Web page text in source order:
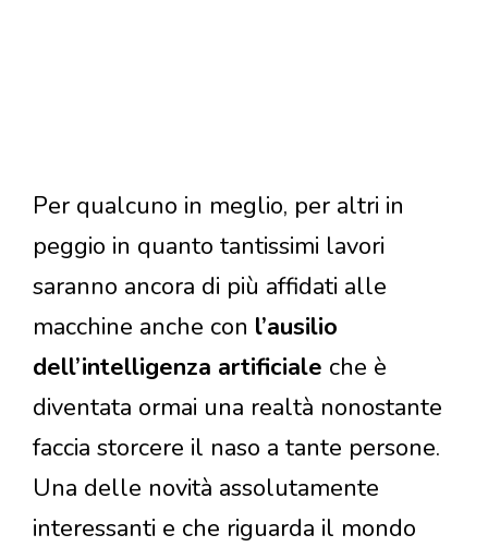
Per qualcuno in meglio, per altri in
peggio in quanto tantissimi lavori
saranno ancora di più affidati alle
macchine anche con l’ausilio
dell’intelligenza artificiale che è
diventata ormai una realtà nonostante
faccia storcere il naso a tante persone.
Una delle novità assolutamente
interessanti e che riguarda il mondo